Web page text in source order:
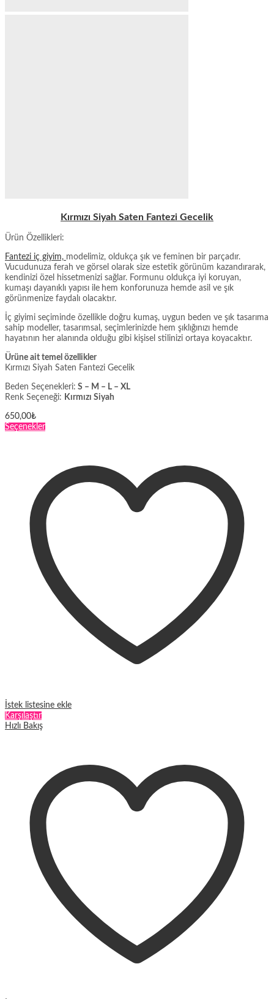
Kırmızı Siyah Saten Fantezi Gecelik
Ürün Özellikleri:
Fantezi iç giyim, modelimiz, oldukça şık ve feminen bir parçadır.
Vucudunuza ferah ve görsel olarak size estetik görünüm kazandırarak,
kendinizi özel hissetmenizi sağlar. Formunu oldukça iyi koruyan,
kumaşı dayanıklı yapısı ile hem konforunuza hemde asil ve şık
görünmenize faydalı olacaktır.
İç giyimi seçiminde özellikle doğru kumaş, uygun beden ve şık tasarıma
sahip modeller, tasarımsal, seçimlerinizde hem şıklığınızı hemde
hayatının her alanında olduğu gibi kişisel stilinizi ortaya koyacaktır.
Ürüne ait temel özellikler
Kırmızı Siyah Saten Fantezi Gecelik
Beden Seçenekleri: S – M – L – XL
Renk Seçeneği: Kırmızı Siyah
650,00₺
SeçeneklerBu
varyasyonu
var.
Seçenekler
ürün
sayfasından
seçilebilir
İstek listesine ekle
Karşılaştır
Hızlı Bakış